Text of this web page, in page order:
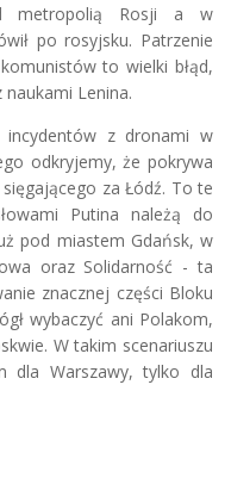
metropolią Rosji a w
po rosyjsku. Patrzenie
to wielki błąd,
Lenina.
incydentów z dronami w
odkryjemy, że pokrywa
za Łódź. To te
Putina należą do
pod miastem Gdańsk, w
oraz Solidarność - ta
znacznej części Bloku
wybaczyć ani Polakom,
W takim scenariuszu
dla Warszawy, tylko dla